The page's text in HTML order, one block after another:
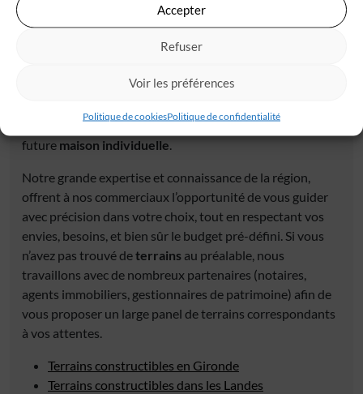
Accepter
Refuser
Voir les préférences
Politique de cookiesPolitique de confidentialité
l’environnement géographique, la superficie qui convient
et l’accessibilité … sont autant d’éléments à prendre en
compte pour bien choisir celui qui correspondra à votre
sélectionnés auprès de nos partenaires
aux conditions nécessaires pour la construction de votre
future maison individuelle.
Notre grande expertise et connaissance de la région,
offrent à nos commerciaux l’opportunité de vous guider
avec précision dans votre choix, tout en respectant vos
envies, besoins, et bien sûr le budget pré-défini. Si vous
n’avez pas trouvé deterrains au préalable, nous
travaillons avec de nombreux partenaires (notaires,
agents immobiliers, gestionnaires de patrimoine) afin de
vous proposer un large panel de terrains correspondants
à vos attentes.
Terrains constructibles en Gironde
Terrains constructibles dans les Landes